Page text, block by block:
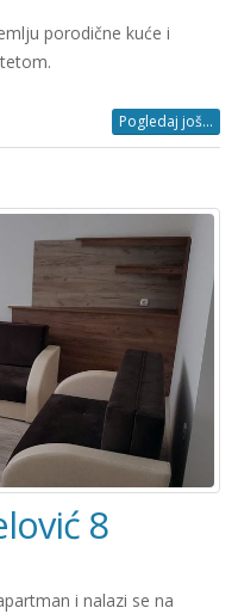
porodične kuće i
Pogledaj još...
8
i nalazi se na